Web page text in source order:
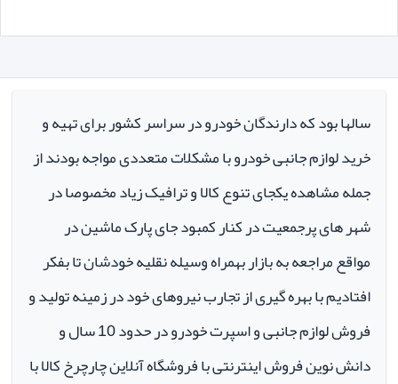
سالها بود که دارندگان خودرو در سراسر کشور برای تهیه و
خرید لوازم جانبی خودرو با مشکلات متعددی مواجه بودند از
جمله مشاهده یکجای تنوع کالا و ترافیک زیاد مخصوصا در
شهر های پرجمعیت در کنار کمبود جای پارک ماشین در
مواقع مراجعه به بازار بهمراه وسیله نقلیه خودشان تا بفکر
افتادیم با بهره گیری از تجارب نیروهای خود در زمینه تولید و
فروش لوازم جانبی و اسپرت خودرو در حدود 10 سال و
دانش نوین فروش اینترنتی با فروشگاه آنلاین چارچرخ کالا با